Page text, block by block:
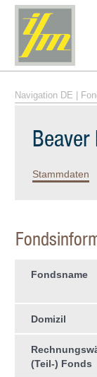
Navigation DE
Stammdaten
Fondsname
Domizil
(Teil-) Fonds